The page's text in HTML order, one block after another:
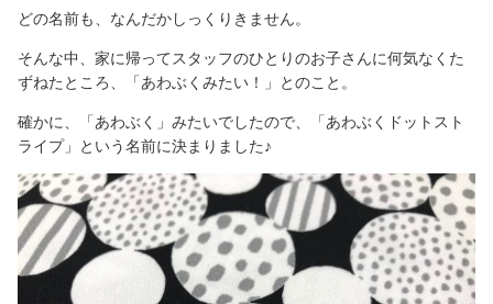
どの名前も、なんだかしっくりきません。
そんな中、家に帰ってスタッフのひとりのお子さんに何気なくた
ずねたところ、「あわぶくみたい！」とのこと。
確かに、「あわぶく」みたいでしたので、「あわぶくドットスト
ライプ」という名前に決まりました♪